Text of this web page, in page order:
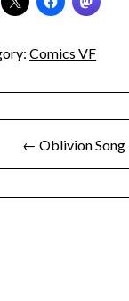
Comics VF
← Oblivion Song